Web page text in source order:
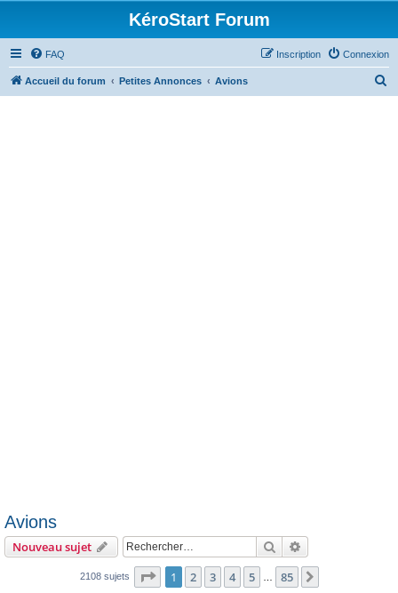
KéroStart Forum
FAQ Connexion
Inscription
Accueil du forum Petites Annonces Avions
Avions
Nouveau sujet Rechercher
2108 sujets Page 1sur85
1 2 3 4 5 85